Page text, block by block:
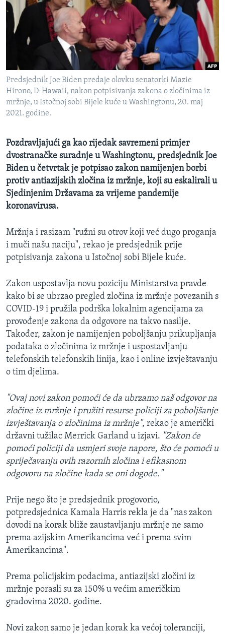
MAGAZIN
O GLASU AMERIKE
Learning English
PRATITE NAS
Predsjednik Joe Biden predaje olovku senatorki Mazie
Hirono, D-Hawaii, nakon potpisivanja zakona o zločinima iz
mržnje, u Istočnoj sobi Bijele kuće u Washingtonu, 20. maj
2021. godine.
Pozdravljajući ga kao rijedak savremeni primjer
dvostranačke suradnje u Washingtonu, predsjednik Joe
Biden u četvrtak je potpisao zakon namijenjen borbi
protiv antiazijskih zločina iz mržnje, koji su eskalirali u
Sjedinjenim Državama za vrijeme pandemije
koronavirusa.
Mržnja i rasizam "ružni su otrov koji već dugo proganja
i muči našu naciju", rekao je predsjednik prije
potpisivanja zakona u Istočnoj sobi Bijele kuće.
Zakon uspostavlja novu poziciju Ministarstva pravde
kako bi se ubrzao pregled zločina iz mržnje povezanih s
COVID-19 i pružila podrška lokalnim agencijama za
provođenje zakona da odgovore na takvo nasilje.
Također, zakon je namijenjen poboljšanju prikupljanja
podataka o zločinima iz mržnje i uspostavljanju
telefonskih telefonskih linija, kao i online izvještavanju
o tim djelima.
"Ovaj novi zakon pomoći će da ubrzamo naš odgovor na
zločine iz mržnje i pružiti resurse policiji za poboljšanje
izvještavanja o zločinima iz mržnje", rekao je američki
državni tužilac Merrick Garland u izjavi. "Zakon će
pomoći policiji da usmjeri svoje napore, što će pomoći u
spriječavanju ovih razornih zločina i efikasnom
odgovoru na zločine kada se oni dogode."
Prije nego što je predsjednik progovorio,
potpredsjednica Kamala Harris rekla je da "nas zakon
dovodi na korak bliže zaustavljanju mržnje ne samo
prema azijskim Amerikancima već i prema svim
Amerikancima".
Prema policijskim podacima, antiazijski zločini iz
mržnje porasli su za 150% u većim američkim
gradovima 2020. godine.
Novi zakon samo je jedan korak ka većoj toleranciji,